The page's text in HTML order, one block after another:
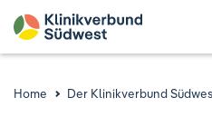
Home Der Klinikverbund